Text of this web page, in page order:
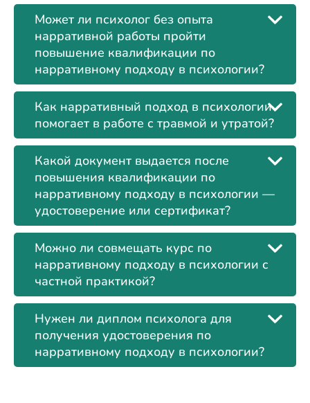
Может ли психолог без опыта
нарративной работы пройти
повышение квалификации по
нарративному подходу в психологии?
Как нарративный подход в психологии
помогает в работе с травмой и утратой?
Какой документ выдается после
повышения квалификации по
нарративному подходу в психологии —
удостоверение или сертификат?
Можно ли совмещать курс по
нарративному подходу в психологии с
частной практикой?
Нужен ли диплом психолога для
получения удостоверения по
нарративному подходу в психологии?